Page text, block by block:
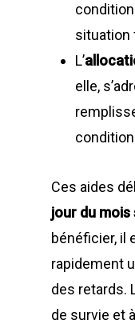
situation
L’
elle,
Ces aides
jour du mois
bénéficier, il
rapidement
des retards.
de survie et